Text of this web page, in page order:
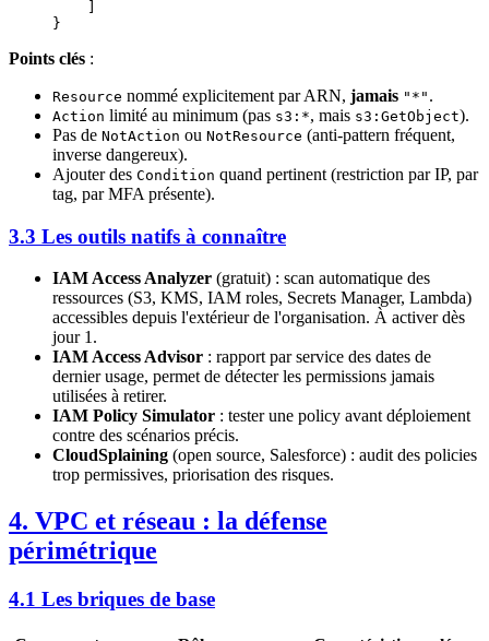
}
Points clés :
Resource nommé explicitement par ARN, jamais "*" .
Action limité au minimum (pas s3:*, mais s3:GetObject).
Pas de NotAction ou NotResource (anti-pattern fréquent,
inverse dangereux).
Ajouter des Condition quand pertinent (restriction par IP, par
tag, par MFA présente).
3.3 Les outils natifs à connaître
IAM Access Analyzer (gratuit) : scan automatique des
ressources (S3, KMS, IAM roles, Secrets Manager, Lambda)
accessibles depuis l'extérieur de l'organisation. À activer dès
jour 1.
IAM Access Advisor : rapport par service des dates de
dernier usage, permet de détecter les permissions jamais
utilisées à retirer.
IAM Policy Simulator : tester une policy avant déploiement
contre des scénarios précis.
CloudSplaining (open source, Salesforce) : audit des policies
trop permissives, priorisation des risques.
4. VPC et réseau : la défense
périmétrique
4.1 Les briques de base